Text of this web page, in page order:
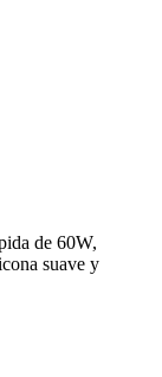
de 60W,
suave y